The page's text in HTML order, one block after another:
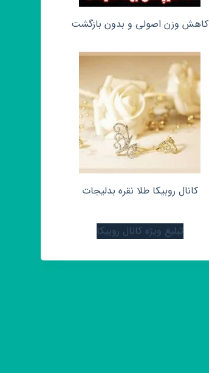
کاهش وزن اصولی و بدون بازگشت
کانال روبیکا طلا نقره بدلیجات
تبلیغ ویژه کانال روبیکا